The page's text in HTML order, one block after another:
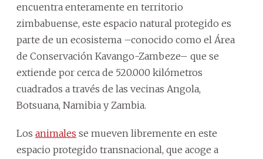
encuentra enteramente en territorio
zimbabuense, este espacio natural protegido es
parte de un ecosistema –conocido como el Área
de Conservación Kavango-Zambeze– que se
extiende por cerca de 520.000 kilómetros
cuadrados a través de las vecinas Angola,
Botsuana, Namibia y Zambia.
Los animales se mueven libremente en este
espacio protegido transnacional, que acoge a